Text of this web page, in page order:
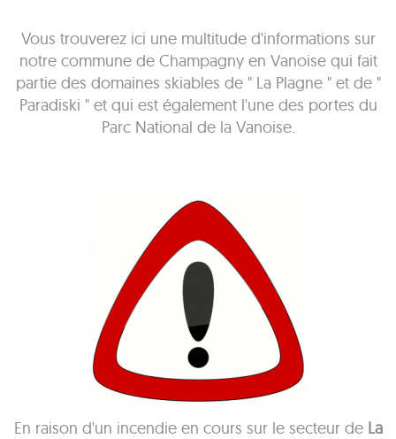
Vous trouverez ici une multitude d'informations sur
notre commune de Champagny en Vanoise qui fait
partie des domaines skiables de " La Plagne " et de "
Paradiski " et qui est également l'une des portes du
Parc National de la Vanoise.
En raison d'un incendie en cours sur le secteur de La